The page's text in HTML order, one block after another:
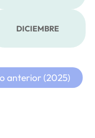
DICIEMBRE
anterior (2025)